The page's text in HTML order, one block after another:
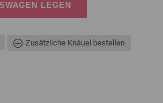
LEGEN
Zusätzliche Knäuel bestellen